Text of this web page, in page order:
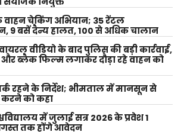
वाहन चेकिंग अभियान; 35 रेंटल
9 बसें दैन्य हालत, 100 से अधिक चालान
वीडियो के बाद पुलिस की बड़ी कार्रवाई,
ब्लैक फिल्म लगाकर दौड़ा रहे वाहन को
रहने के निर्देश; भीमताल में मानसून से
करने को कहा
में जुलाई सत्र 2026 के प्रवेश 1
तक होंगे आवेदन